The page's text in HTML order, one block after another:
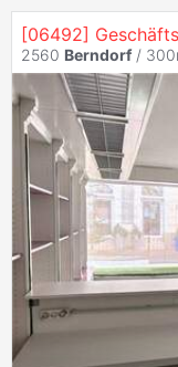
[06492]
2560 Berndorf /